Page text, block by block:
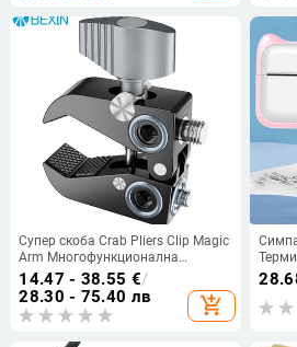
Супер скоба Crab Pliers Clip Magic
Arm Многофункционална
сферична глава с 1/4'' 3/8'' резба
за GPS телефон LCD/DV монитор
LED видео
14.47 - 38.55 €/
28.30 - 75.40 лв
add_shopping_cart